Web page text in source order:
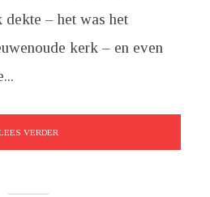
dekte – het was het
kerk – en even
VERDER